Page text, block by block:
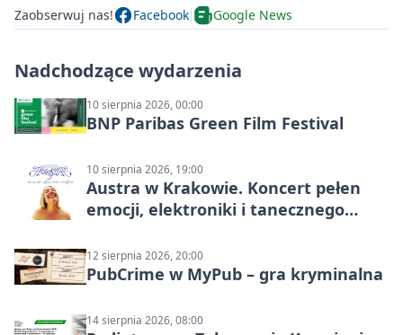
Zaobserwuj nas! Facebook Google News
Nadchodzące wydarzenia
10 sierpnia 2026, 00:00
BNP Paribas Green Film Festival
10 sierpnia 2026, 19:00
Austra w Krakowie. Koncert pełen
emocji, elektroniki i tanecznego
12 sierpnia 2026, 20:00
PubCrime w MyPub – gra kryminalna
14 sierpnia 2026, 08:00